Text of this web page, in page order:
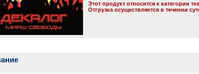
Этот продукт относится к категории
Отгрузка осуществляется в течении